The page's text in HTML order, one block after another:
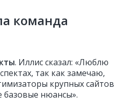
команда
. Иллис сказал: «Люблю
так как замечаю,
крупных сайтов
базовые нюансы».